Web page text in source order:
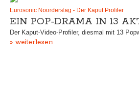
Eurosonic Noorderslag - Der Kaput Profiler
EIN POP-DRAMA IN 13
Der Kaput-Video-Profiler, diesmal mit 13
» weiterlesen